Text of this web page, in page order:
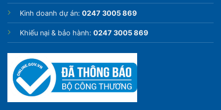
Kinh doanh dự án: 0247 3005 869
Khiếu nại & bảo hành: 0247 3005 869